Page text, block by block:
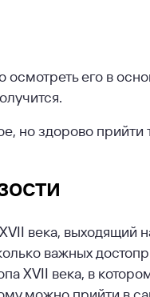
осмотреть его в
но здорово прийти
века,
важных
XVII века, в